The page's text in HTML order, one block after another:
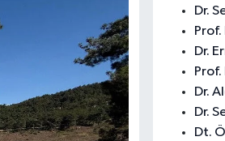
Dr.
Dr.
Prof.
Dr.
Dr.
Dt.